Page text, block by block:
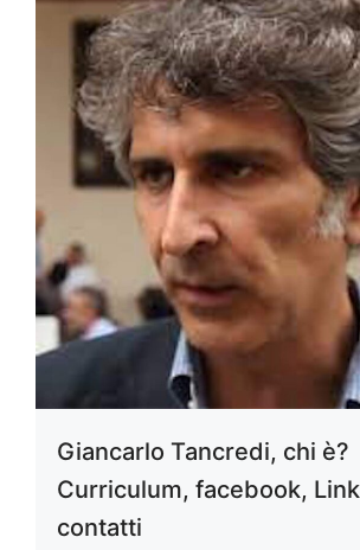
Giancarlo Tancredi, chi è?
Curriculum, facebook,
contatti